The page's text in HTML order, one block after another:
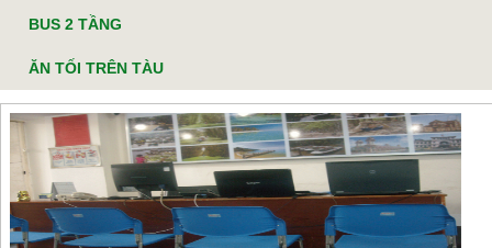
BUS 2 TẦNG
ĂN TỐI TRÊN TÀU